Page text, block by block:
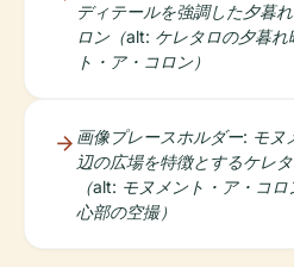
ディテールを強調した夕暮
ロン（alt: ケレタロの夕暮
ト・ア・コロン）
画像プレースホルダー: モヌ
辺の広場を特徴とするケレ
（alt: モヌメント・ア・コ
心部の空撮）